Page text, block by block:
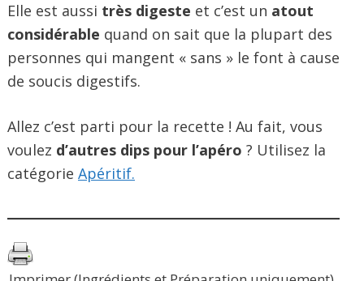
Elle est aussi très digeste et c’est un atout
considérable quand on sait que la plupart des
personnes qui mangent « sans » le font à cause
de soucis digestifs.
Allez c’est parti pour la recette ! Au fait, vous
voulez d’autres dips pour l’apéro ? Utilisez la
catégorie Apéritif.